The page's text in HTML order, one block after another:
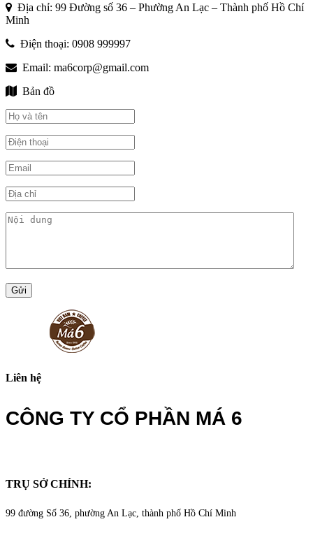
Địa chỉ: 99 Đường số 36 – Phường An Lạc – Thành phố Hồ Chí
Minh
Điện thoại: 0908 999997
Email: ma6corp@gmail.com
Bản đồ
Gửi
Liên hệ
CÔNG TY CỔ PHẦN MÁ 6
TRỤ SỞ CHÍNH:
99 đường Số 36, phường An Lạc, thành phố Hồ Chí Minh